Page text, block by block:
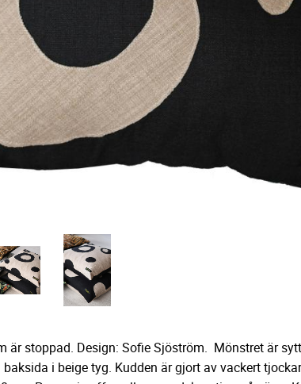
är stoppad. Design: Sofie Sjöström. Mönstret är
i beige tyg. Kudden är gjort av vackert